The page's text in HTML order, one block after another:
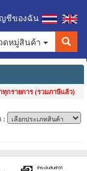
ชีของฉัน
ดหมู่สินค้า
กรายการ (รวมภาษีแล้ว)
: